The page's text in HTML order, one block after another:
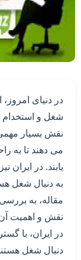
در دنیای امروز،
شغل و
نقش بسیار مهمی
می دهند تا به
یابند. در ایران
به دنبال شغل
مقاله، به
نقش و اهمیت
در ایران، با
دنبال شغل